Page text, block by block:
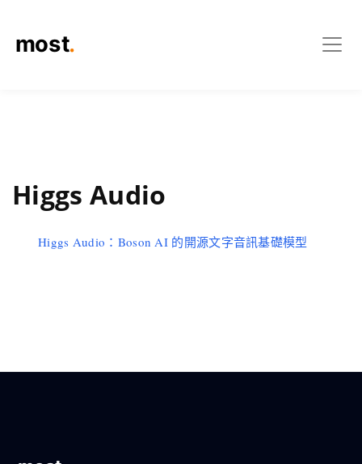
Higgs Audio
Higgs Audio：Boson AI 的開源文字音訊基礎模型